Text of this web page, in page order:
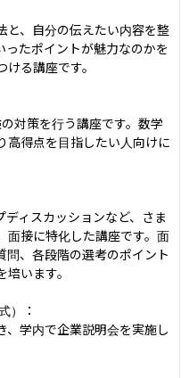
と、自分の伝えたい内容を整
たポイントが魅力なのかを
る講座です。
対策を行う講座です。数学
高得点を目指したい人向けに
ィスカッションなど、さま
面接に特化した講座です。面
問、各段階の選考のポイント
います。
）：
、学内で企業説明会を実施し